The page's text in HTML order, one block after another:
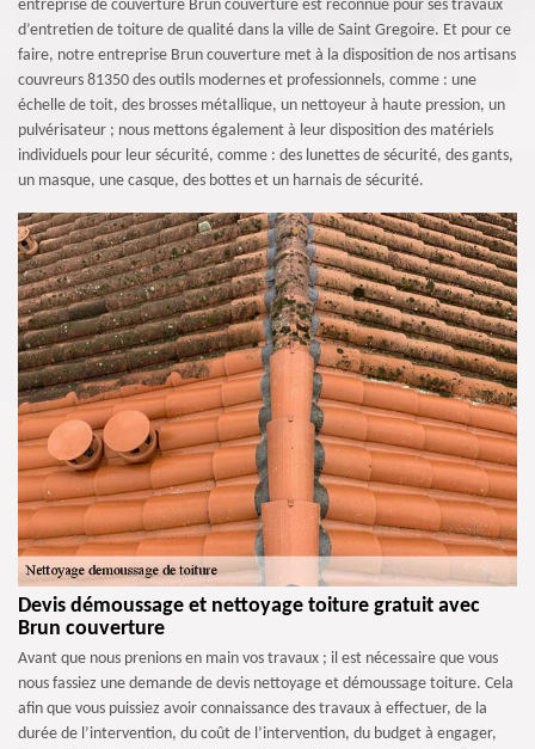
entreprise de couverture Brun couverture est reconnue pour ses travaux
d’entretien de toiture de qualité dans la ville de Saint Gregoire. Et pour ce
faire, notre entreprise Brun couverture met à la disposition de nos artisans
couvreurs 81350 des outils modernes et professionnels, comme : une
échelle de toit, des brosses métallique, un nettoyeur à haute pression, un
pulvérisateur ; nous mettons également à leur disposition des matériels
individuels pour leur sécurité, comme : des lunettes de sécurité, des gants,
un masque, une casque, des bottes et un harnais de sécurité.
Devis démoussage et nettoyage toiture gratuit avec
Brun couverture
Avant que nous prenions en main vos travaux ; il est nécessaire que vous
nous fassiez une demande de devis nettoyage et démoussage toiture. Cela
afin que vous puissiez avoir connaissance des travaux à effectuer, de la
durée de l’intervention, du coût de l’intervention, du budget à engager,